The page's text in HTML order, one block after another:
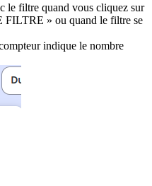
le filtre quand vous cliquez sur
» ou quand le filtre se
indique le nombre